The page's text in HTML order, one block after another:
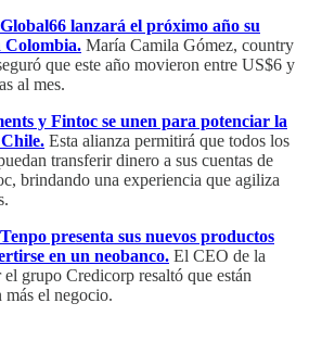
lanzará el próximo año su
Colombia. María Camila Gómez, country
que este año movieron entre US$6 y
al mes.
y Fintoc se unen para potenciar la
Esta alianza permitirá que todos los
transferir dinero a sus cuentas de
brindando una experiencia que agiliza
presenta sus nuevos productos
en un neobanco. El CEO de la
grupo Credicorp resaltó que están
más el negocio.